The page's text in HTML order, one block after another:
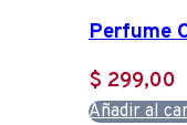
Perfume
$ 299,00
Añadir al